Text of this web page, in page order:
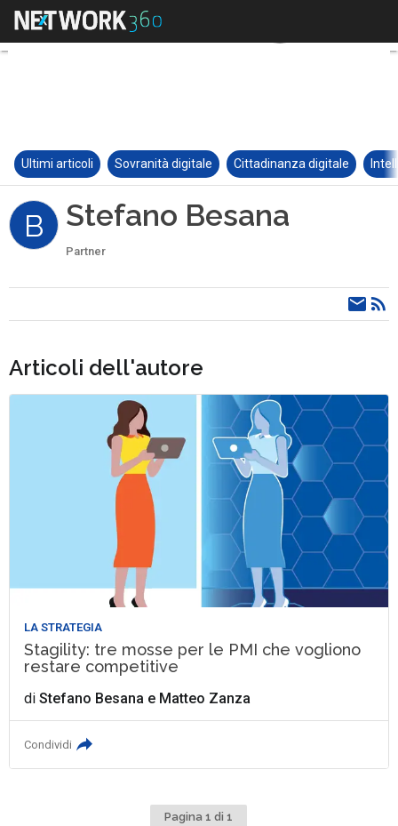
Ultimi articoli Sovranità digitale Cittadinanza digitale
B Stefano Besana
Partner
Articoli dell'autore
LA STRATEGIA
Stagility: tre mosse per le PMI che vogliono
restare competitive
diStefano Besana e Matteo Zanza
Condividi
Pagina 1 di 1